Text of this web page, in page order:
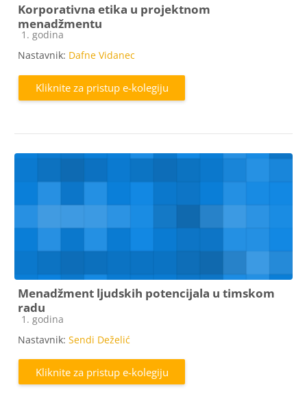
Korporativna etika u projektnom
menadžmentu
Kategorija e-kolegija
1. godina
Nastavnik: Dafne Vidanec
Kliknite za pristup e-kolegiju
Menadžment ljudskih potencijala u timskom
radu
Kategorija e-kolegija
1. godina
Nastavnik: Sendi Deželić
Kliknite za pristup e-kolegiju